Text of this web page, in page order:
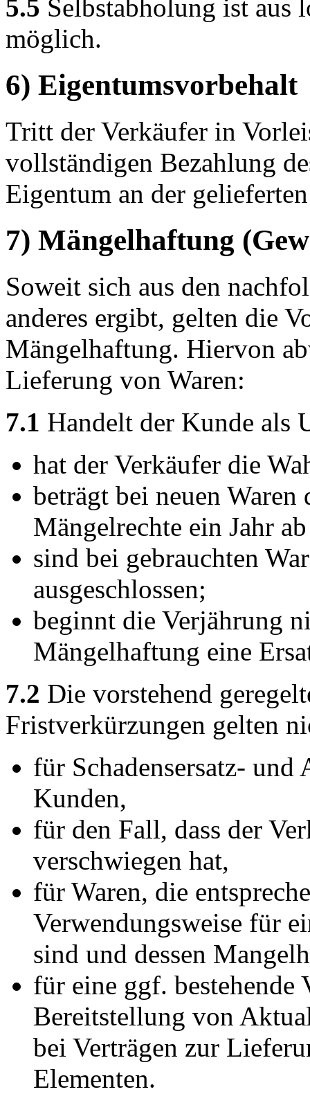
5.5 Selbstabholung ist aus
möglich.
6) Eigentumsvorbehalt
Tritt der Verkäufer in
vollständigen Bezahlung
Eigentum an der
7) Mängelhaftung
Soweit sich aus den
anderes ergibt, gelten die
Mängelhaftung. Hiervon
Lieferung von Waren:
7.1 Handelt der Kunde als
hat der Verkäufer die
beträgt bei neuen
Mängelrechte ein Jahr
sind bei gebrauchten
ausgeschlossen;
beginnt die Verjährung
Mängelhaftung eine
7.2 Die vorstehend
Fristverkürzungen gelten
für Schadensersatz- und
Kunden,
für den Fall, dass der
verschwiegen hat,
für Waren, die
Verwendungsweise für
sind und dessen
für eine ggf. bestehende
Bereitstellung von
bei Verträgen zur
Elementen.